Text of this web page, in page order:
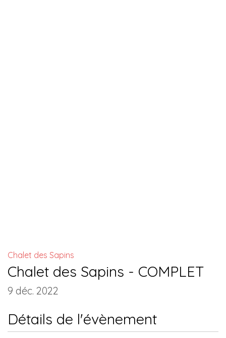
Chalet des Sapins
Chalet des Sapins - COMPLET
9 déc. 2022
Détails de l'évènement